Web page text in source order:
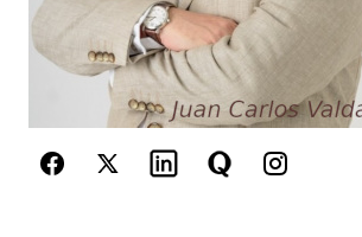
Este sitio esta protegido
reCAPTCHA y la Política de
privacidad y los Términos